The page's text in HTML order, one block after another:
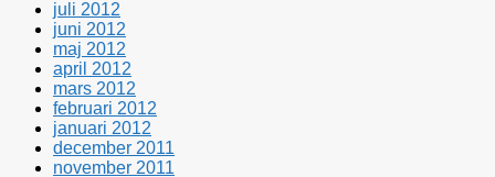
juli 2012
juni 2012
maj 2012
april 2012
mars 2012
februari 2012
januari 2012
december 2011
november 2011